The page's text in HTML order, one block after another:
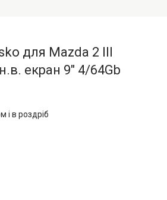
Фотогалерея
для Mazda 2 III
екран 9" 4/64Gb
і в роздріб